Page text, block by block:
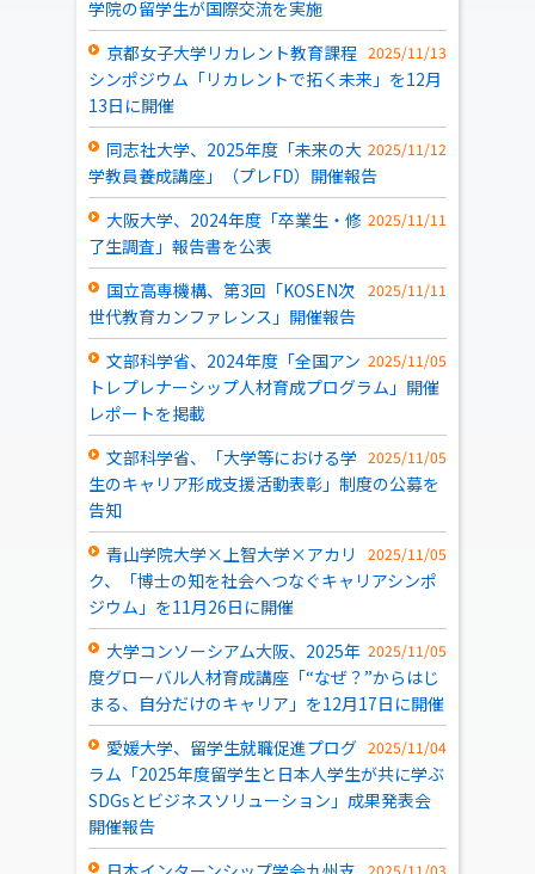
学院の留学生が国際交流を実施
2025/11/13
京都女子大学リカレント教育課程
シンポジウム「リカレントで拓く未来」を12月
13日に開催
2025/11/12
同志社大学、2025年度「未来の大
学教員養成講座」（プレFD）開催報告
2025/11/11
大阪大学、2024年度「卒業生・修
了生調査」報告書を公表
2025/11/11
国立高専機構、第3回「KOSEN次
世代教育カンファレンス」開催報告
2025/11/05
文部科学省、2024年度「全国アン
トレプレナーシップ人材育成プログラム」開催
レポートを掲載
2025/11/05
文部科学省、「大学等における学
生のキャリア形成支援活動表彰」制度の公募を
告知
2025/11/05
青山学院大学×上智大学×アカリ
ク、「博士の知を社会へつなぐキャリアシンポ
ジウム」を11月26日に開催
2025/11/05
大学コンソーシアム大阪、2025年
度グローバル人材育成講座「“なぜ？”からはじ
まる、自分だけのキャリア」を12月17日に開催
2025/11/04
愛媛大学、留学生就職促進プログ
ラム「2025年度留学生と日本人学生が共に学ぶ
SDGsとビジネスソリューション」成果発表会
開催報告